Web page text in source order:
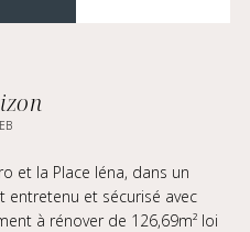
et la Place Iéna, dans un
et sécurisé avec
à rénover de 126,69m² loi